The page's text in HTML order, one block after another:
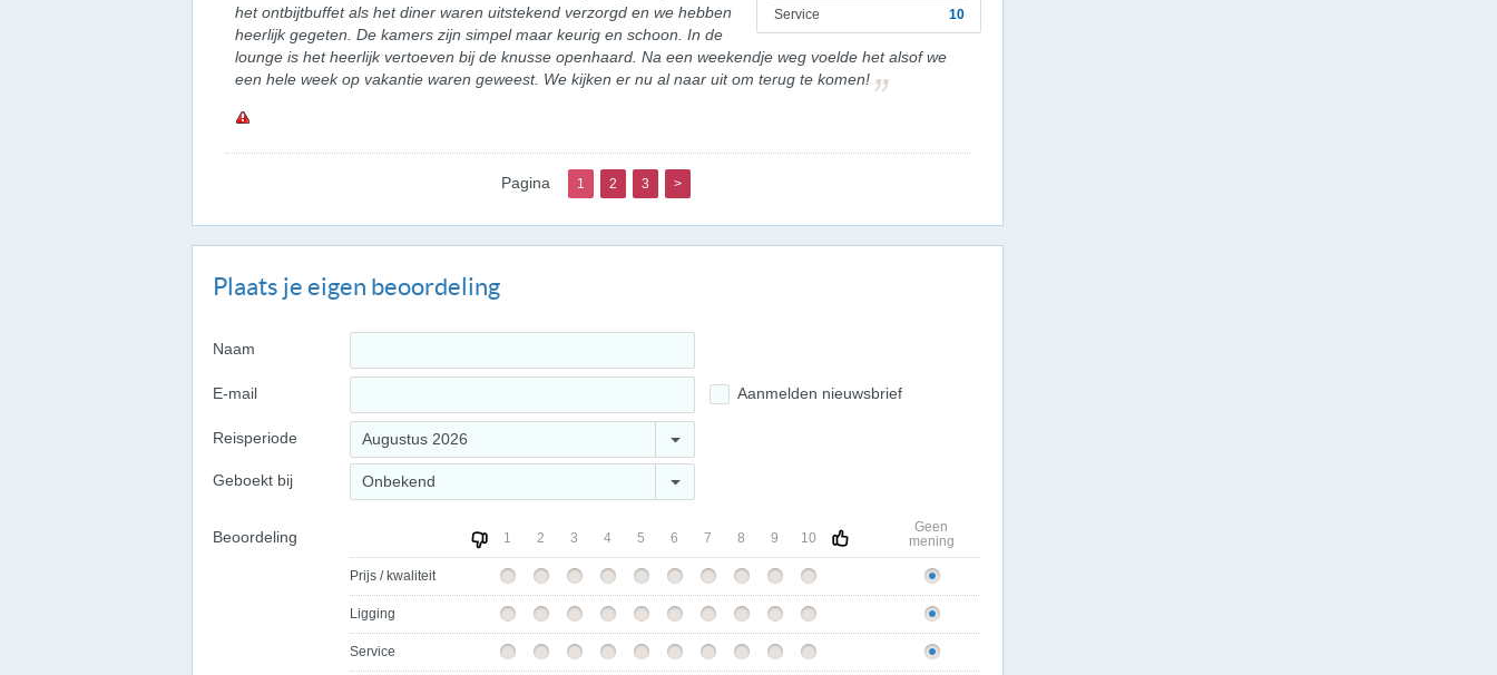
Service
10
het ontbijtbuffet als het diner waren uitstekend verzorgd en we hebben
heerlijk gegeten. De kamers zijn simpel maar keurig en schoon. In de
lounge is het heerlijk vertoeven bij de knusse openhaard. Na een weekendje weg voelde het alsof we
een hele week op vakantie waren geweest. We kijken er nu al naar uit om terug te komen!
Pagina 1 2 3 >
Plaats je eigen beoordeling
Naam
E-mail Aanmelden nieuwsbrief
Reisperiode Augustus 2026
Geboekt bij Onbekend
Beoordeling 1 2 3 4 5 6 7 8 9 10
Geen
mening
Prijs / kwaliteit
Ligging
Service